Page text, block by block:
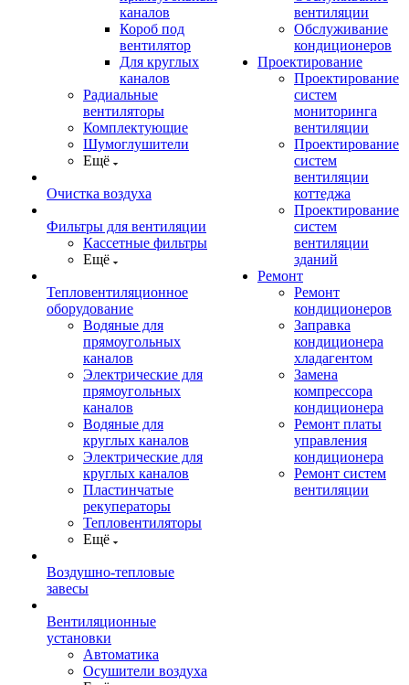
каналов
Короб под
вентилятор
Для круглых
каналов
Радиальные
вентиляторы
Комплектующие
Шумоглушители
Ещё
Очистка воздуха
Фильтры для вентиляции
Кассетные фильтры
Ещё
Тепловентиляционное
оборудование
Водяные для
прямоугольных
каналов
Электрические для
прямоугольных
каналов
Водяные для
круглых каналов
Электрические для
круглых каналов
Пластинчатые
рекуператоры
Тепловентиляторы
Ещё
Воздушно-тепловые
завесы
Вентиляционные
установки
Автоматика
Осушители воздуха
вентиляции
Обслуживание
кондиционеров
Проектирование
Проектирование
систем
мониторинга
вентиляции
Проектирование
систем
вентиляции
коттеджа
Проектирование
систем
вентиляции
зданий
Ремонт
Ремонт
кондиционеров
Заправка
кондиционера
хладагентом
Замена
компрессора
кондиционера
Ремонт платы
управления
кондиционера
Ремонт систем
вентиляции